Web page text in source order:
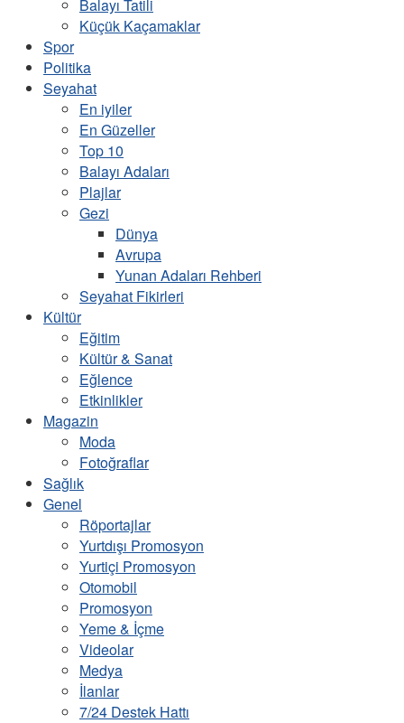
Balayı Tatili
Küçük Kaçamaklar
Spor
Politika
Seyahat
En iyiler
En Güzeller
Top 10
Balayı Adaları
Plajlar
Gezi
Dünya
Avrupa
Yunan Adaları Rehberi
Seyahat Fikirleri
Kültür
Eğitim
Kültür & Sanat
Eğlence
Etkinlikler
Magazin
Moda
Fotoğraflar
Sağlık
Genel
Röportajlar
Yurtdışı Promosyon
Yurtiçi Promosyon
Otomobil
Promosyon
Yeme & İçme
Videolar
Medya
İlanlar
7/24 Destek Hattı